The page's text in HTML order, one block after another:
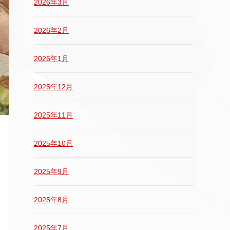
2026年3月
2026年2月
2026年1月
2025年12月
2025年11月
2025年10月
2025年9月
2025年8月
2025年7月